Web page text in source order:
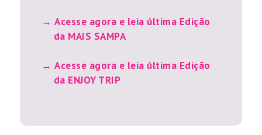
Acesse agora e leia última Edição
da MAIS SAMPA
Acesse agora e leia última Edição
da ENJOY TRIP